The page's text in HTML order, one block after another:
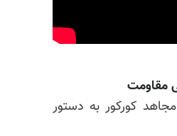
مقاومت
مجاهد کورکور به دستور